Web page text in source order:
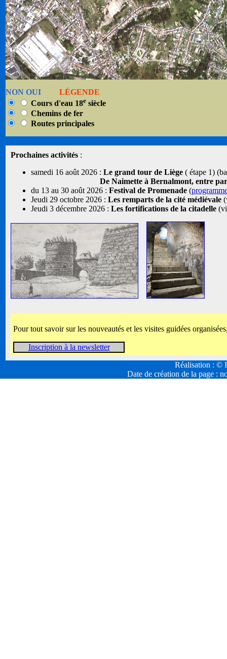
NON OUI
LÉGENDE
Cours d'eau 18e siècle
Chemins de fer
Routes principales
Prochaines activités :
samedi 16 août 2026 : Le grand tour de Liège ( étape 1)
De Naimette à Bernalmont, entre
du 13 au 30 août 2026 : Festival de Promenade (
Jeudi 29 octobre 2026 : Les remparts de la cité médiévale
Jeudi 3 décembre 2026 : Les fortifications de la citadelle
Pour tout savoir sur les nouveautés et les visites guidées
Inscription à la newsletter
Réalisation : ©
Date de création de la page :